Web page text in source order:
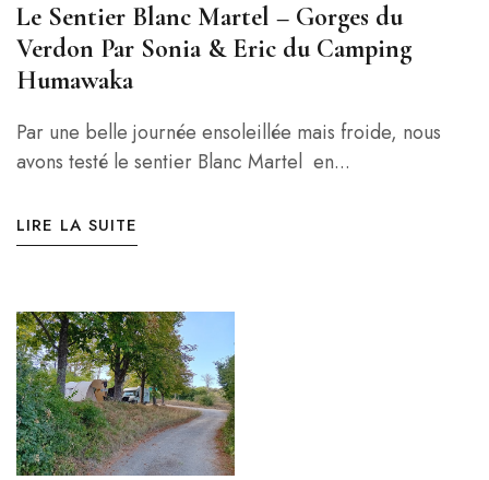
Le Sentier Blanc Martel – Gorges du
Verdon Par Sonia & Eric du Camping
Humawaka
Par une belle journée ensoleillée mais froide, nous
avons testé le sentier Blanc Martel en...
LIRE LA SUITE